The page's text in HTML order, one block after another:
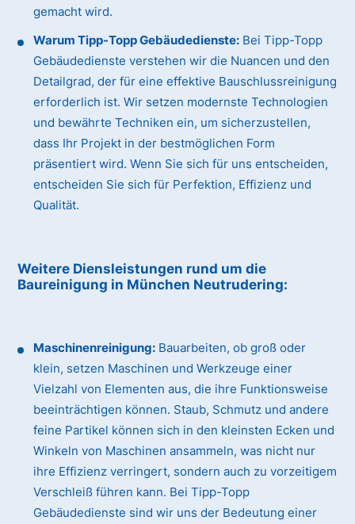
gemacht wird.
Warum Tipp-Topp Gebäudedienste: Bei Tipp-Topp
Gebäudedienste verstehen wir die Nuancen und den
Detailgrad, der für eine effektive Bauschlussreinigung
erforderlich ist. Wir setzen modernste Technologien
und bewährte Techniken ein, um sicherzustellen,
dass Ihr Projekt in der bestmöglichen Form
präsentiert wird. Wenn Sie sich für uns entscheiden,
entscheiden Sie sich für Perfektion, Effizienz und
Qualität.
Weitere Diensleistungen rund um die
Baureinigung in München Neutrudering:
Maschinenreinigung: Bauarbeiten, ob groß oder
klein, setzen Maschinen und Werkzeuge einer
Vielzahl von Elementen aus, die ihre Funktionsweise
beeinträchtigen können. Staub, Schmutz und andere
feine Partikel können sich in den kleinsten Ecken und
Winkeln von Maschinen ansammeln, was nicht nur
ihre Effizienz verringert, sondern auch zu vorzeitigem
Verschleiß führen kann. Bei Tipp-Topp
Gebäudedienste sind wir uns der Bedeutung einer